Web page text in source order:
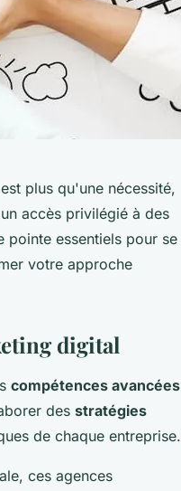
plus qu'une nécessité,
accès privilégié à des
pointe essentiels pour se
votre approche
digital
compétences avancées
des stratégies
de chaque entreprise.
ces agences